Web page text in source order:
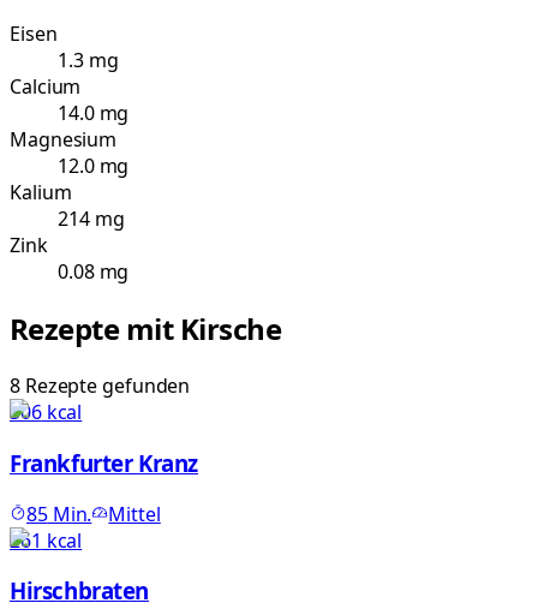
Eisen
1.3 mg
Calcium
14.0 mg
Magnesium
12.0 mg
Kalium
214 mg
Zink
0.08 mg
Rezepte mit Kirsche
8 Rezeptegefunden
306kcal
Frankfurter Kranz
85Min.
Mittel
261 kcal
Hirschbraten